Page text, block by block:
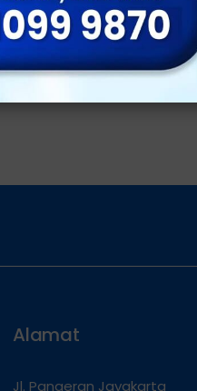
Alamat
Jl. Pangeran Jayakarta